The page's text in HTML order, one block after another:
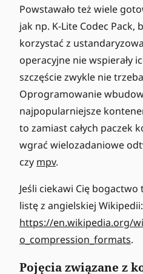
Powstawało też wiele
jak np. K-Lite Codec Pack,
korzystać z
operacyjne nie wspierały
szczęście zwykle nie
Oprogramowanie
najpopularniejsze
to zamiast całych paczek
wgrać wielozadaniowe
czy mpv.
Jeśli ciekawi Cię
listę z angielskiej Wikipedii:
https://en.wikipedia.org/
o_compression_formats.
Pojęcia związane z